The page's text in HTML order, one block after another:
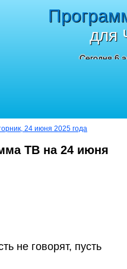
для
Сегодня 6
24 июня 2025 года
ТВ на 24 июня
не говорят, пусть